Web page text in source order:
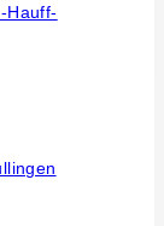
Hauff-